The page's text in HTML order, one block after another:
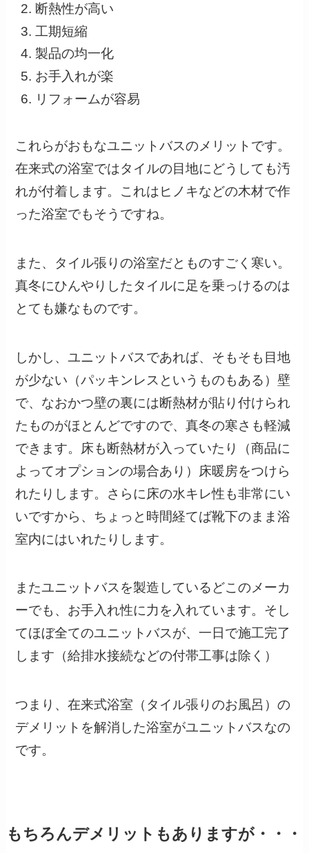
断熱性が高い
工期短縮
製品の均一化
お手入れが楽
リフォームが容易
これらがおもなユニットバスのメリットです。
在来式の浴室ではタイルの目地にどうしても汚
れが付着します。これはヒノキなどの木材で作
った浴室でもそうですね。
また、タイル張りの浴室だとものすごく寒い。
真冬にひんやりしたタイルに足を乗っけるのは
とても嫌なものです。
しかし、ユニットバスであれば、そもそも目地
が少ない（パッキンレスというものもある）壁
で、なおかつ壁の裏には断熱材が貼り付けられ
たものがほとんどですので、真冬の寒さも軽減
できます。床も断熱材が入っていたり（商品に
よってオプションの場合あり）床暖房をつけら
れたりします。さらに床の水キレ性も非常にい
いですから、ちょっと時間経てば靴下のまま浴
室内にはいれたりします。
またユニットバスを製造しているどこのメーカ
ーでも、お手入れ性に力を入れています。そし
てほぼ全てのユニットバスが、一日で施工完了
します（給排水接続などの付帯工事は除く）
つまり、在来式浴室（タイル張りのお風呂）の
デメリットを解消した浴室がユニットバスなの
です。
もちろんデメリットもありますが・・・